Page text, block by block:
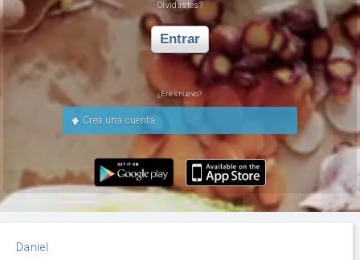
Olvidastes?
Entrar
¿Eres nuevo?
Crea una cuenta
Daniel